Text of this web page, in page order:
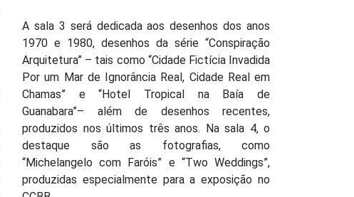
A sala 3 será dedicada aos desenhos dos anos
1970 e 1980, desenhos da série “Conspiração
Arquitetura” – tais como “Cidade Fictícia Invadida
Por um Mar de Ignorância Real, Cidade Real em
Chamas” e “Hotel Tropical na Baía de
Guanabara”– além de desenhos recentes,
produzidos nos últimos três anos. Na sala 4, o
destaque são as fotografias, como
“Michelangelo com Faróis” e “Two Weddings”,
produzidas especialmente para a exposição no